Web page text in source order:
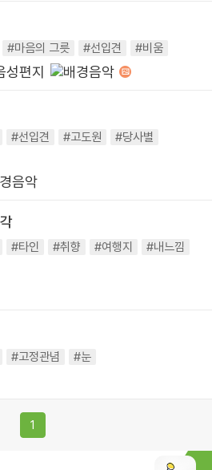
#마음의 그릇 #선입견 #비움
#선입견 #고도원
#당사별
#타인 #취향 #여행지
#내느낌
#고정관념 #눈
1